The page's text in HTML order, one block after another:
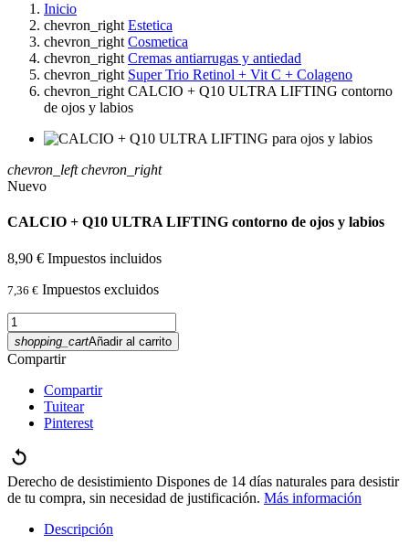
Inicio
chevron_right Estetica
chevron_right Cosmetica
chevron_right Cremas antiarrugas y antiedad
chevron_right Super Trio Retinol + Vit C + Colageno
chevron_right CALCIO + Q10 ULTRA LIFTING contorno
de ojos y labios
chevron_left chevron_right
Nuevo
CALCIO + Q10 ULTRA LIFTING contorno de ojos y labios
8,90 € Impuestos incluidos
7,36 € Impuestos excluidos
shopping_cartAñadir al carrito
Compartir
Compartir
Tuitear
Pinterest
Derecho de desistimiento Dispones de 14 días naturales para desistir
de tu compra, sin necesidad de justificación. Más información
Descripción